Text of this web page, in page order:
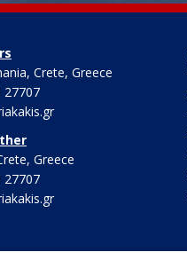
Crete, Greece
27707
Greece
27707